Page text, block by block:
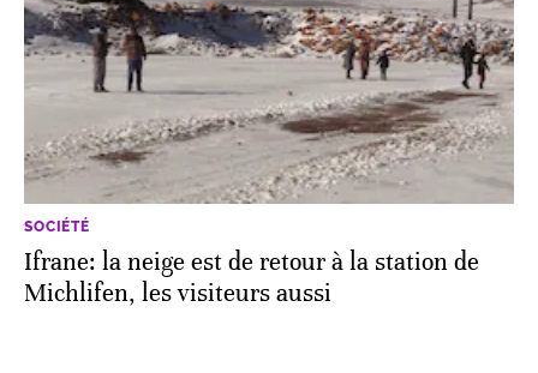
SOCIÉTÉ
Ifrane: la neige est de retour à la station de
Michlifen, les visiteurs aussi